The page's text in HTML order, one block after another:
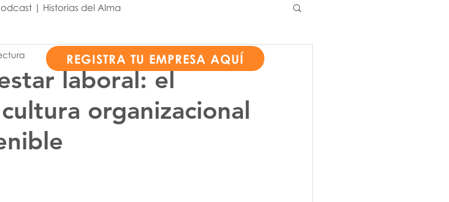
| Historias del Alma
laboral: el
organizacional
REGISTRA TU EMPRESA AQUÍ